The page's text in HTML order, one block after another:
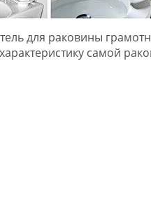
для раковины
самой